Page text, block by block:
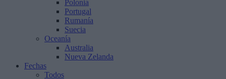
Polonia
Portugal
Rumanía
Suecia
Oceanía
Australia
Nueva Zelanda
Fechas
Todos